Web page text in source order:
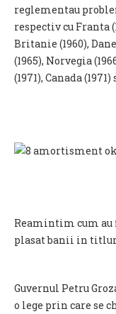
reglementau
respectiv cu Franta
Britanie (1960),
(1965), Norvegia
(1971), Canada
Reamintim cum
plasat banii in
Guvernul Petru
o lege prin care se